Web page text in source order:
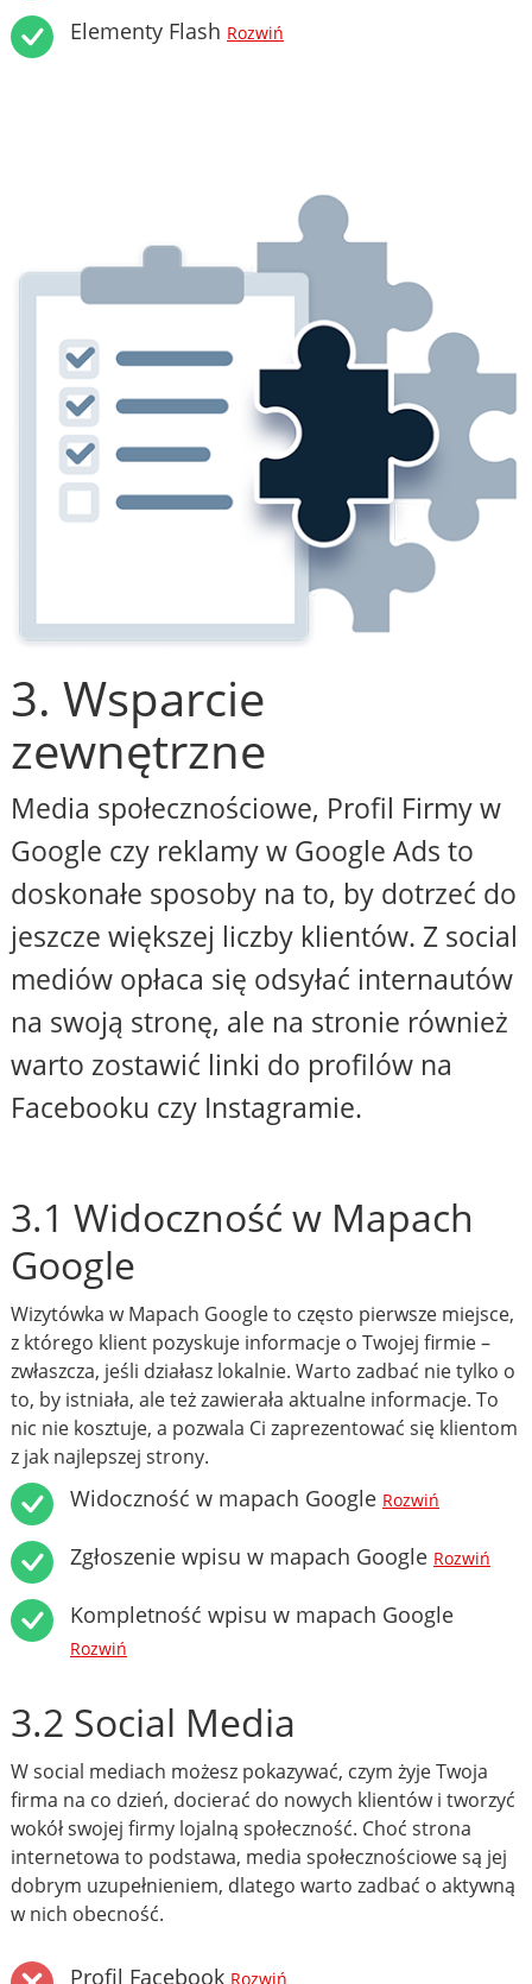
Elementy Flash Rozwiń
3. Wsparcie
zewnętrzne
Media społecznościowe, Profil Firmy w
Google czy reklamy w Google Ads to
doskonałe sposoby na to, by dotrzeć do
jeszcze większej liczby klientów. Z social
mediów opłaca się odsyłać internautów
na swoją stronę, ale na stronie również
warto zostawić linki do profilów na
Facebooku czy Instagramie.
3.1 Widoczność w Mapach
Google
Wizytówka w Mapach Google to często pierwsze miejsce,
z którego klient pozyskuje informacje o Twojej firmie –
zwłaszcza, jeśli działasz lokalnie. Warto zadbać nie tylko o
to, by istniała, ale też zawierała aktualne informacje. To
nic nie kosztuje, a pozwala Ci zaprezentować się klientom
z jak najlepszej strony.
Widoczność w mapach Google Rozwiń
Zgłoszenie wpisu w mapach Google Rozwiń
Kompletność wpisu w mapach Google
Rozwiń
3.2 Social Media
W social mediach możesz pokazywać, czym żyje Twoja
firma na co dzień, docierać do nowych klientów i tworzyć
wokół swojej firmy lojalną społeczność. Choć strona
internetowa to podstawa, media społecznościowe są jej
dobrym uzupełnieniem, dlatego warto zadbać o aktywną
w nich obecność.
Profil Facebook